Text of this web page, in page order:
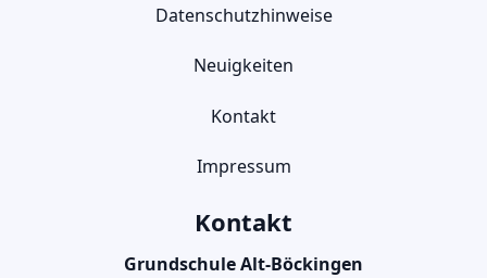
Datenschutzhinweise
Neuigkeiten
Kontakt
Impressum
Kontakt
Grundschule Alt-Böckingen